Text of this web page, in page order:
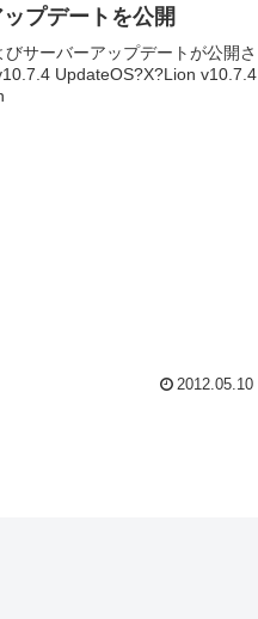
プデートを公開
サーバーアップデートが公開さ
UpdateOS?X?Lion v10.7.4
2012.05.10